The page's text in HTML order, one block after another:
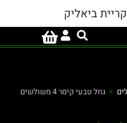
ביאליק
> גחל טבעי קיסר 4 משולשים